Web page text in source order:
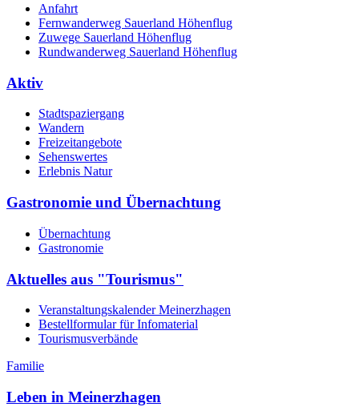
Anfahrt
Fernwanderweg Sauerland Höhenflug
Zuwege Sauerland Höhenflug
Rundwanderweg Sauerland Höhenflug
Aktiv
Stadtspaziergang
Wandern
Freizeitangebote
Sehenswertes
Erlebnis Natur
Gastronomie und Übernachtung
Übernachtung
Gastronomie
Aktuelles aus "Tourismus"
Veranstaltungskalender Meinerzhagen
Bestellformular für Infomaterial
Tourismusverbände
Familie
Leben in Meinerzhagen